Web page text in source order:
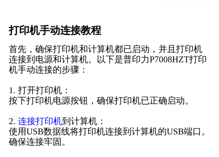
打印机手动连接教程
首先，确保打印机和计算机都已启动，并且打印机
连接到电源和计算机。以下是普印力P7008HZT打印
机手动连接的步骤：
1. 打开打印机：
按下打印机电源按钮，确保打印机已正确启动。
2. 连接打印机到计算机：
使用USB数据线将打印机连接到计算机的USB端口。
确保连接牢固。